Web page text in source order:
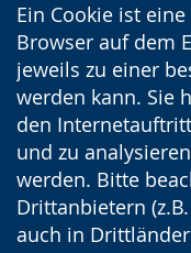
Ein Cookie ist
Browser auf dem
jeweils zu einer
werden kann. Sie
den
und zu
werden. Bitte
Drittanbietern
auch in